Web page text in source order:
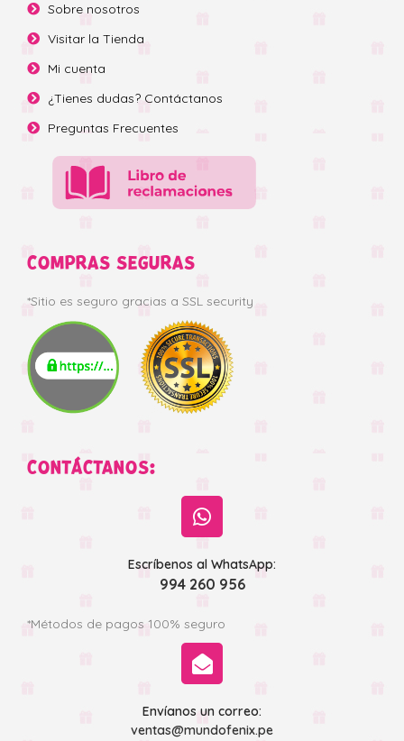
Sobre nosotros
Visitar la Tienda
Mi cuenta
¿Tienes dudas? Contáctanos
Preguntas Frecuentes
COMPRAS SEGURAS
*Sitio es seguro gracias a SSL security
CONTÁCTANOS:
Escríbenos al WhatsApp:
994 260 956
*Métodos de pagos 100% seguro
Envíanos un correo:
ventas@mundofenix.pe